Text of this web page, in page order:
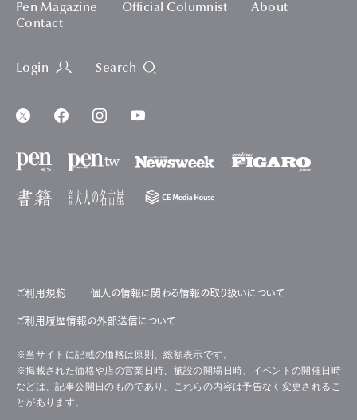
Pen Magazine Official Columnist
About
Contact
Login Search
ご利用規約 個人の情報に関わる情報の取り扱いについて
ご利用履歴情報の外部送信について
※当サイトに記載の価格は原則、総額表示です。
※掲載された価格や店の営業日時、施設の開場日時、イベントの開催日時
などは、記事公開日のものであり、これらの内容は予告なく変更されるこ
とがあります。